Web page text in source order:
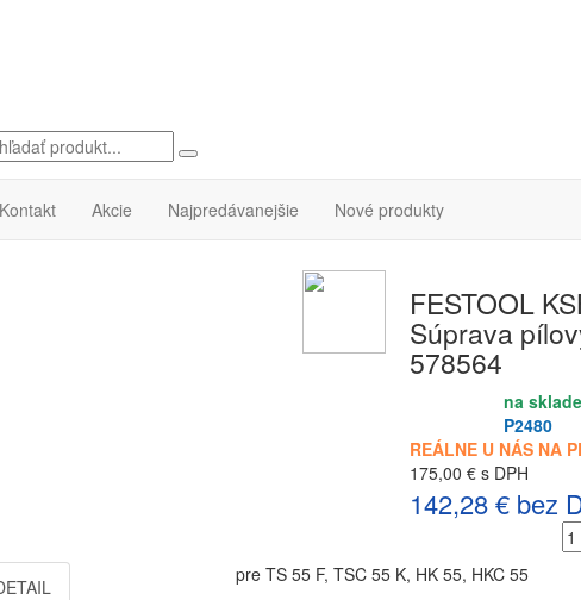
Kontakt Nové produkty
Najpredávanejšie
Akcie
FESTOOL
Súprava
578564
na sklade
P2480
REÁLNE U NÁS NA
175,00 € s DPH
142,28 € bez
pre TS 55 F, TSC 55 K, HK 55, HKC 55